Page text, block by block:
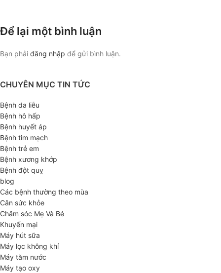
Để lại một bình luận
Bạn phải đăng nhập để gửi bình luận.
CHUYÊN MỤC TIN TỨC
Bệnh da liễu
Bệnh hô hấp
Bệnh huyết áp
Bệnh tim mạch
Bệnh trẻ em
Bệnh xương khớp
Bệnh đột quỵ
blog
Các bệnh thường theo mùa
Cân sức khỏe
Chăm sóc Mẹ Và Bé
Khuyến mại
Máy hút sữa
Máy lọc không khí
Máy tăm nước
Máy tạo oxy